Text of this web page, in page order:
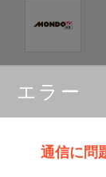
エラー
通信に問